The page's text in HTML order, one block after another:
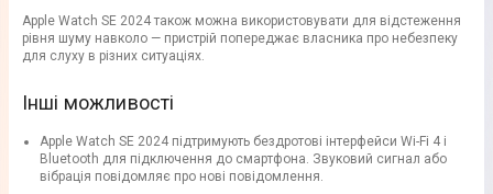
Apple Watch SE 2024 також можна використовувати для відстеження
рівня шуму навколо — пристрій попереджає власника про небезпеку
для слуху в різних ситуаціях.
Інші можливості
Apple Watch SE 2024 підтримують бездротові інтерфейси Wi-Fi 4 і
Bluetooth для підключення до смартфона. Звуковий сигнал або
вібрація повідомляє про нові повідомлення.